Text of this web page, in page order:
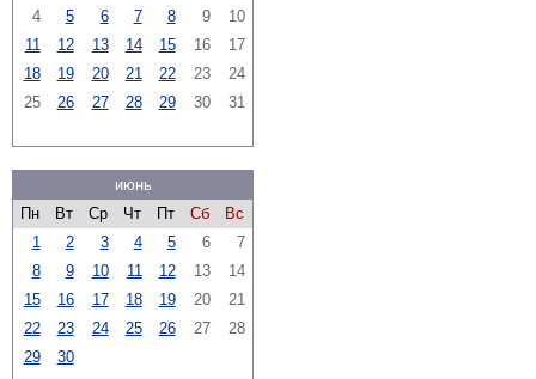
4
5 6 7 8 9
10
11
12 13 14 15 16
17
18
19 20 21 22 23
24
25
26 27 28 29 30 31
июнь
Пн
Вт Ср Чт Пт Сб
Вс
1
2 3 4 5 6
7
8
9 10 11 12 13
14
15
16 17 18 19 20
21
22
23 24 25 26 27
28
29
30